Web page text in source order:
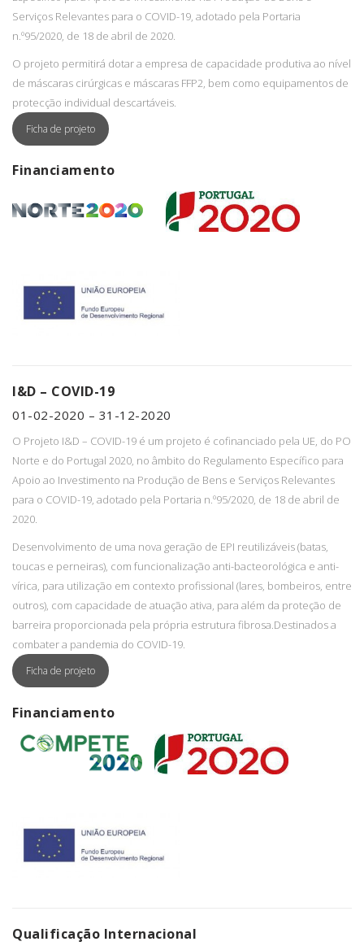
Serviços Relevantes para o COVID-19, adotado pela Portaria
n.º95/2020, de 18 de abril de 2020.
O projeto permitirá dotar a empresa de capacidade produtiva ao nível
de máscaras cirúrgicas e máscaras FFP2, bem como equipamentos de
protecção individual descartáveis.
Ficha de projeto
Financiamento
I&D – COVID-19
01-02-2020 – 31-12-2020
O Projeto I&D – COVID-19 é um projeto é cofinanciado pela UE, do PO
Norte e do Portugal 2020, no âmbito do Regulamento Específico para
Apoio ao Investimento na Produção de Bens e Serviços Relevantes
para o COVID-19, adotado pela Portaria n.º95/2020, de 18 de abril de
2020.
Desenvolvimento de uma nova geração de EPI reutilizáveis (batas,
toucas e perneiras), com funcionalização anti-bacteorológica e anti-
vírica, para utilização em contexto profissional (lares, bombeiros, entre
outros), com capacidade de atuação ativa, para além da proteção de
barreira proporcionada pela própria estrutura fibrosa.Destinados a
combater a pandemia do COVID-19.
Ficha de projeto
Financiamento
Qualificação Internacional